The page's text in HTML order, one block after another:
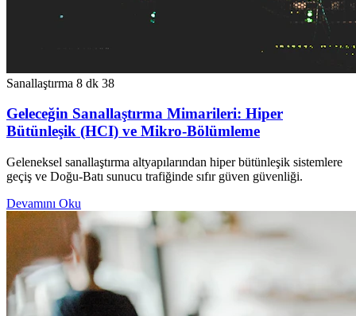
Sanallaştırma 8 dk 38
Geleceğin Sanallaştırma Mimarileri: Hiper
Bütünleşik (HCI) ve Mikro-Bölümleme
Geleneksel sanallaştırma altyapılarından hiper bütünleşik sistemlere
geçiş ve Doğu-Batı sunucu trafiğinde sıfır güven güvenliği.
Devamını Oku